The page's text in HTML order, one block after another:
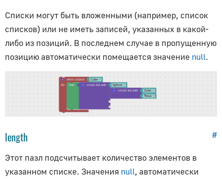
Ограничители
Библиотеки материалов
glTF-материалы
Пазлы
Initialization
Events
Objects
Materials
Animation (+Constraints)
Списки могут быть вложенными (например, список
списков) или не иметь записей, указанных в какой-
либо из позиций. В последнем случае в пропущенную
позицию автоматически помещается значение null.
#
length
Этот пазл подсчитывает количество элементов в
указанном списке. Значения null, автоматически